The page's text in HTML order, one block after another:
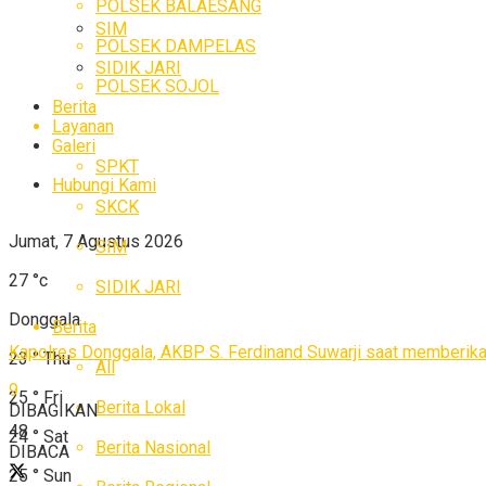
SIM
SIDIK JARI
Berita
Galeri
Hubungi Kami
Jumat, 7 Agustus 2026
27 °c
Donggala
23 ° Thu
25 ° Fri
24 ° Sat
25 ° Sun
POLSEK BALAESANG
POLSEK DAMPELAS
POLSEK SOJOL
Layanan
SPKT
SKCK
SIM
SIDIK JARI
Berita
All
Berita Lokal
Berita Nasional
Kapolres Donggala, AKBP S. Ferdinand Suwarji saat
9
DIBAGIKAN
48
DIBACA